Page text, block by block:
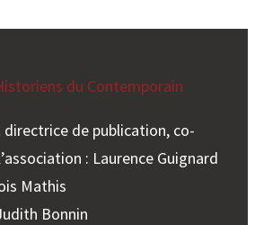
du Contemporain
de publication, co-
: Laurence Guignard
Mathis
Bonnin